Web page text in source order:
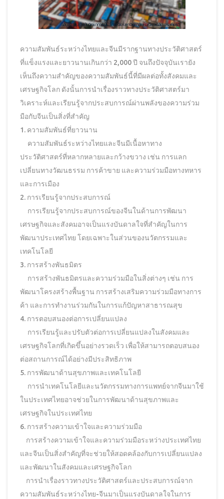
ความสัมพันธ์ระหว่างไทยและจีนมีรากฐานทางประวัติศาสตร์
ที่แข็งแรงและยาวนานเกินกว่า 2,000 ปี จนถึงปัจจุบันเรายัง
เห็นถึงความสำคัญของความสัมพันธ์นี้ที่มีผลต่อทั้งสังคมและ
เศรษฐกิจโลก ดังนั้นการนำเรื่องราวทางประวัติศาสตร์มา
วิเคราะห์และเรียนรู้จากประสบการณ์ผ่านพลังของความร่วม
มือกับจีนเป็นสิ่งที่สำคัญ
1. ความสัมพันธ์ที่ยาวนาน
ความสัมพันธ์ระหว่างไทยและจีนมีเนื้อหาทาง
ประวัติศาสตร์ที่หลากหลายและกว้างขวาง เช่น การแลก
เปลี่ยนทางวัฒนธรรม การค้าขาย และความร่วมมือทางทหาร
และการเมือง
2. การเรียนรู้จากประสบการณ์
การเรียนรู้จากประสบการณ์ของจีนในด้านการพัฒนา
เศรษฐกิจและสังคมอาจเป็นแรงบันดาลใจที่สำคัญในการ
พัฒนาประเทศไทย โดยเฉพาะในส่วนของนวัตกรรมและ
เทคโนโลยี
3. การสร้างพันธมิตร
การสร้างพันธมิตรและความร่วมมือในสิ่งต่างๆ เช่น การ
พัฒนาโครงสร้างพื้นฐาน การสร้างเสริมความร่วมมือทางการ
ค้า และการทำงานร่วมกันในการแก้ปัญหาสาธารณสุข
4. การตอบสนองต่อการเปลี่ยนแปลง
การเรียนรู้และปรับตัวต่อการเปลี่ยนแปลงในสังคมและ
เศรษฐกิจโลกที่เกิดขึ้นอย่างรวดเร็ว เพื่อให้สามารถตอบสนอง
ต่อสถานการณ์ได้อย่างมีประสิทธิภาพ
5. การพัฒนาด้านสุขภาพและเทคโนโลยี
การนำเทคโนโลยีและนวัตกรรมทางการแพทย์จากจีนมาใช้
ในประเทศไทยอาจช่วยในการพัฒนาด้านสุขภาพและ
เศรษฐกิจในประเทศไทย
6. การสร้างความเข้าใจและความร่วมมือ
การสร้างความเข้าใจและความร่วมมือระหว่างประเทศไทย
และจีนเป็นสิ่งสำคัญที่จะช่วยให้สอดคล้องกับการเปลี่ยนแปลง
และพัฒนาในสังคมและเศรษฐกิจโลก
การนำเรื่องราวทางประวัติศาสตร์และประสบการณ์จาก
ความสัมพันธ์ระหว่างไทย-จีนมาเป็นแรงบันดาลใจในการ